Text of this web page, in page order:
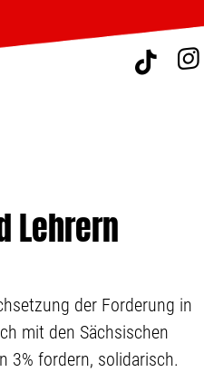
Lehrern
der Forderung in
mit den Sächsischen
3% fordern, solidarisch.